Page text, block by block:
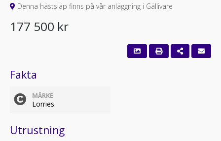
Denna hästsläp finns på vår anläggning i Gällivare
177 500 kr
Fakta
MÄRKE
Lorries
Utrustning